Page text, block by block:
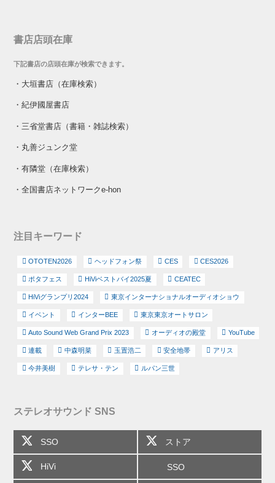
書店店頭在庫
下記書店の店頭在庫が検索できます。
・ 大垣書店（在庫検索）
・紀伊國屋書店
・ 三省堂書店（書籍・雑誌検索）
・ 丸善ジュンク堂
・有隣堂（在庫検索）
・全国書店ネットワークe-hon
注目キーワード
OTOTEN2026 ヘッドフォン祭 CES CES2026
ポタフェス HiViベストバイ2025夏 CEATEC
HiViグランプリ2024 東京インターナショナルオーディオショウ
イベント インターBEE 東京東京オートサロン
Auto Sound Web Grand Prix 2023 オーディオの殿堂 YouTube
連載 中森明菜 玉置浩二 安全地帯 アリス
今井美樹 テレサ・テン ルパン三世
ステレオサウンド SNS
SSO ストア
HiVi SSO